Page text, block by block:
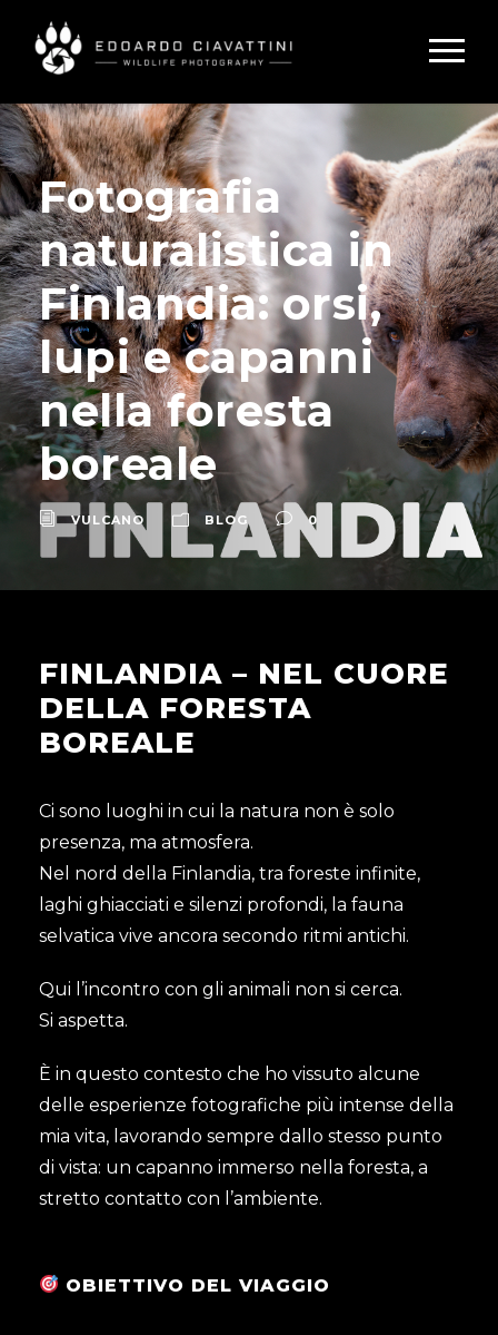
Fotografia
naturalistica in
Finlandia: orsi,
lupi e capanni
nella foresta
boreale
VULCANO BLOG 0
FINLANDIA – NEL CUORE
DELLA FORESTA
BOREALE
Ci sono luoghi in cui la natura non è solo
presenza, ma atmosfera.
Nel nord della Finlandia, tra foreste infinite,
laghi ghiacciati e silenzi profondi, la fauna
selvatica vive ancora secondo ritmi antichi.
Qui l’incontro con gli animali non si cerca.
Si aspetta.
È in questo contesto che ho vissuto alcune
delle esperienze fotografiche più intense della
mia vita, lavorando sempre dallo stesso punto
di vista: un capanno immerso nella foresta, a
stretto contatto con l’ambiente.
OBIETTIVO DEL VIAGGIO